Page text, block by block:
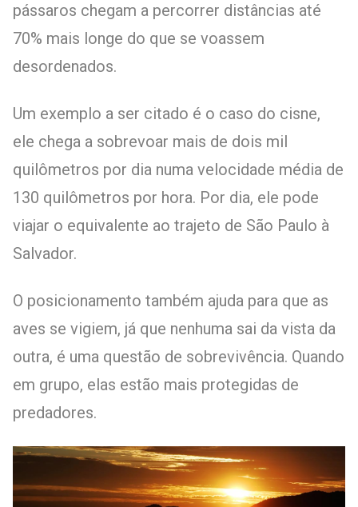
pássaros chegam a percorrer distâncias até
70% mais longe do que se voassem
desordenados.
Um exemplo a ser citado é o caso do cisne,
ele chega a sobrevoar mais de dois mil
quilômetros por dia numa velocidade média de
130 quilômetros por hora. Por dia, ele pode
viajar o equivalente ao trajeto de São Paulo à
Salvador.
O posicionamento também ajuda para que as
aves se vigiem, já que nenhuma sai da vista da
outra, é uma questão de sobrevivência. Quando
em grupo, elas estão mais protegidas de
predadores.